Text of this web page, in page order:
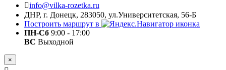
info@vilka-rozetka.ru
ДНР, г. Донецк, 283050, ул.Университетская, 56-Б
Построить маршрут в
ПН-Сб 9:00 - 17:00
ВС Выходной
×